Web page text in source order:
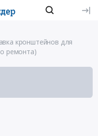
кронштейнов для
ремонта)